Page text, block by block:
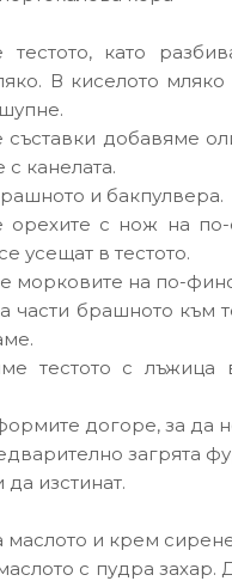
тестото, като
В киселото
съставки добавяме
канелата.
и бакпулвера.
орехите с нож на
усещат в тестото.
морковите на по-
части брашното към
тестото с
догоре, за да
загрята
изстинат.
маслото и крем
с пудра